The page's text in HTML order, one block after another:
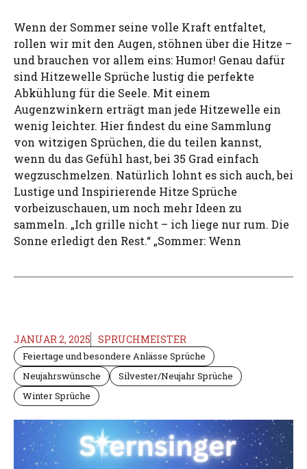
Wenn der Sommer seine volle Kraft entfaltet,
rollen wir mit den Augen, stöhnen über die Hitze –
und brauchen vor allem eins: Humor! Genau dafür
sind Hitzewelle Sprüche lustig die perfekte
Abkühlung für die Seele. Mit einem
Augenzwinkern erträgt man jede Hitzewelle ein
wenig leichter. Hier findest du eine Sammlung
von witzigen Sprüchen, die du teilen kannst,
wenn du das Gefühl hast, bei 35 Grad einfach
wegzuschmelzen. Natürlich lohnt es sich auch, bei
Lustige und Inspirierende Hitze Sprüche
vorbeizuschauen, um noch mehr Ideen zu
sammeln. „Ich grille nicht – ich liege nur rum. Die
Sonne erledigt den Rest.“ „Sommer: Wenn
JANUAR 2, 2025 SPRUCHMEISTER
Feiertage und besondere Anlässe Sprüche
Neujahrswünsche
Silvester/Neujahr Sprüche
Winter Sprüche